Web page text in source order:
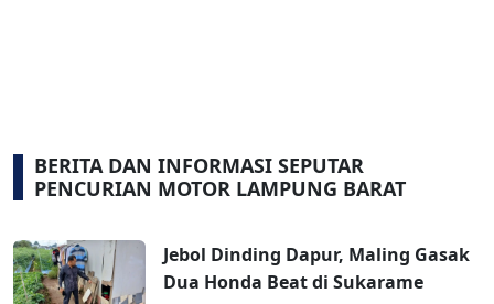
BERITA DAN INFORMASI SEPUTAR
PENCURIAN MOTOR LAMPUNG BARAT
Jebol Dinding Dapur, Maling Gasak
Dua Honda Beat di Sukarame